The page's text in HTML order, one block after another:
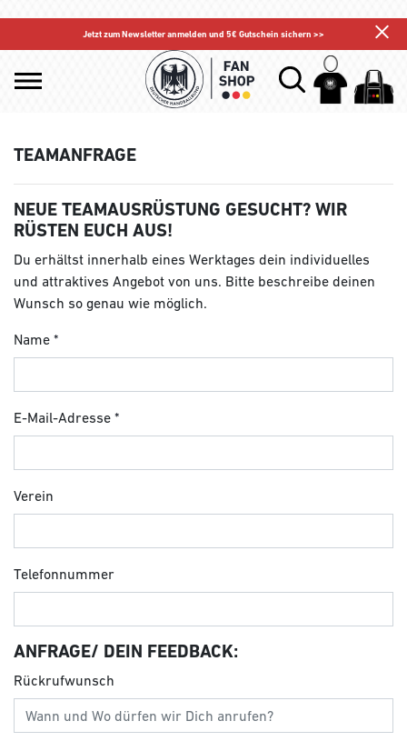
Jetzt zum Newsletter anmelden und 5€ Gutschein sichern >>
TEAMANFRAGE
NEUE TEAMAUSRÜSTUNG GESUCHT? WIR
RÜSTEN EUCH AUS!
Du erhältst innerhalb eines Werktages dein individuelles
und attraktives Angebot von uns. Bitte beschreibe deinen
Wunsch so genau wie möglich.
Name
E-Mail-Adresse
Verein
Telefonnummer
ANFRAGE/ DEIN FEEDBACK:
Rückrufwunsch